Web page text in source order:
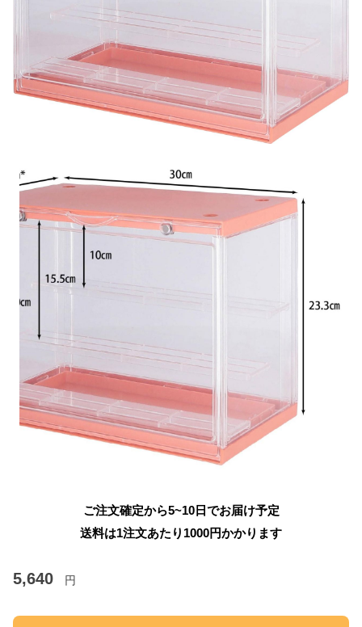
ご注文確定から5~10日でお届け予定
送料は1注文あたり 1000円かかります
5,640 円